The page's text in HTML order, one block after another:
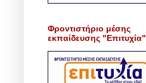
Φροντιστήριο μέσης
εκπαίδευσης "Επιτυχία"